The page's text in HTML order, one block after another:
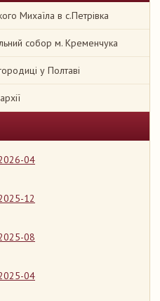
Михаїла в с.Петрівка
собор м. Кременчука
у Полтаві
04
12
08
04